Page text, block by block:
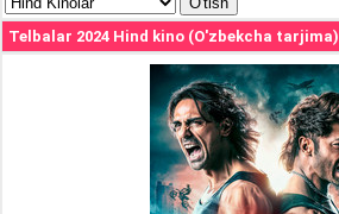
Telbalar 2024 Hind kino (O'zbekcha tarjima)